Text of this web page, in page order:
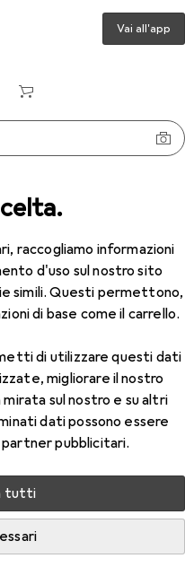
raccogliamo informazioni
d'uso sul nostro sito
simili. Questi permettono,
di base come il carrello.
di utilizzare questi dati
migliorare il nostro
sul nostro e su altri
dati possono essere
pubblicitari.
tutti
Vai all'app
I GD4520
I GD4520
Codici a barre 2D
Gryphon
Datalogic
Accessori lettore